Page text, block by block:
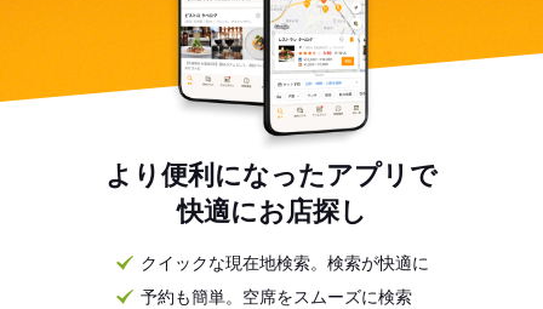
より便利になったアプリで
快適にお店探し
クイックな現在地検索。検索が快適に
予約も簡単。空席をスムーズに検索